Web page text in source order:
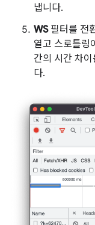
냅니다.
WS필터를 전
열고 스로틀링
간의 시간 차
다.